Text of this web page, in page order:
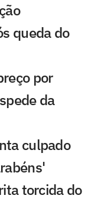
queda do
por
da
culpado
torcida do